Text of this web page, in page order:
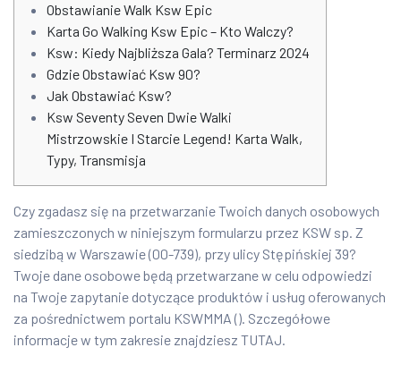
Obstawianie Walk Ksw Epic
Karta Go Walking Ksw Epic – Kto Walczy?
Ksw: Kiedy Najbliższa Gala? Terminarz 2024
Gdzie Obstawiać Ksw 90?
Jak Obstawiać Ksw?
Ksw Seventy Seven Dwie Walki
Mistrzowskie I Starcie Legend! Karta Walk,
Typy, Transmisja
Czy zgadasz się na przetwarzanie Twoich danych osobowych
zamieszczonych w niniejszym formularzu przez KSW sp. Z
siedzibą w Warszawie (00-739), przy ulicy Stępińskiej 39?
Twoje dane osobowe będą przetwarzane w celu odpowiedzi
na Twoje zapytanie dotyczące produktów i usług oferowanych
za pośrednictwem portalu KSWMMA (). Szczegółowe
informacje w tym zakresie znajdziesz TUTAJ.